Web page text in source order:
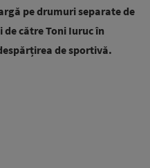
pe drumuri separate de
către Toni Iuruc în
de sportivă.